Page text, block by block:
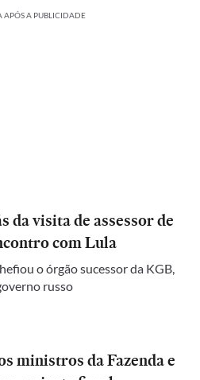
APÓS A PUBLICIDADE
da visita de assessor de
com Lula
o órgão sucessor da KGB,
russo
ministros da Fazenda e